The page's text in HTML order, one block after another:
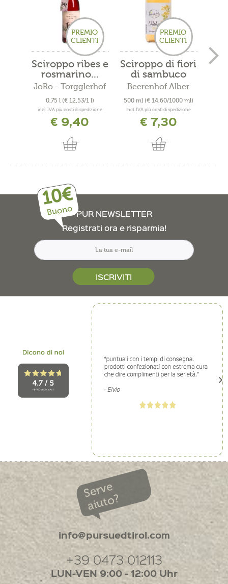
PREMIO
CLIENTI
Sciroppo ribes e
rosmarino...
JoRo - Torgglerhof
0,75 l (€ 12,53/1 l)
incl. IVA più costi di spedizione
€ 9,40
PREMIO
CLIENTI
Sciroppo di fiori
di sambuco
Beerenhof Alber
500 ml (€ 14,60/1000 ml)
incl. IVA più costi di spedizione
€ 7,30
10€
Buono PUR NEWSLETTER
Registrati ora e risparmia!
ISCRIVITI
Serve
aiuto?
info@pursuedtirol.com
+39 0473 012113
LUN-VEN 9:00 - 12:00 Uhr